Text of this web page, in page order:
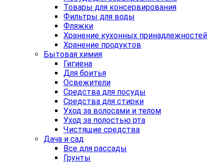
Товары для консервирования
Фильтры для воды
Фляжки
Хранение кухонных принадлежностей
Хранение продуктов
Бытовая химия
Гигиена
Для бритья
Освежители
Средства для посуды
Средства для стирки
Уход за волосами и телом
Уход за полостью рта
Чистящие средства
Дача и сад
Все для рассады
Грунты